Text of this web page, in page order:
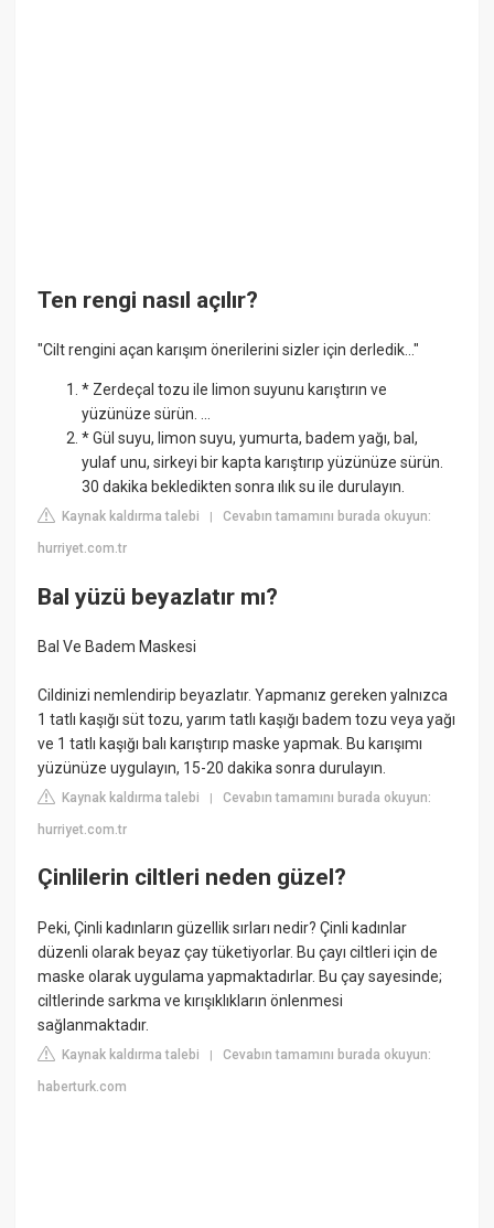
Ten rengi nasıl açılır?
"Cilt rengini açan karışım önerilerini sizler için derledik..."
* Zerdeçal tozu ile limon suyunu karıştırın ve
yüzünüze sürün. ...
* Gül suyu, limon suyu, yumurta, badem yağı, bal,
yulaf unu, sirkeyi bir kapta karıştırıp yüzünüze sürün.
30 dakika bekledikten sonra ılık su ile durulayın.
Kaynak kaldırma talebi |Cevabın tamamını burada okuyun:
hurriyet.com.tr
Bal yüzü beyazlatır mı?
Bal Ve Badem Maskesi
Cildinizi nemlendirip beyazlatır. Yapmanız gereken yalnızca
1 tatlı kaşığı süt tozu, yarım tatlı kaşığı badem tozu veya yağı
ve 1 tatlı kaşığı balı karıştırıp maske yapmak. Bu karışımı
yüzünüze uygulayın, 15-20 dakika sonra durulayın.
Kaynak kaldırma talebi |Cevabın tamamını burada okuyun:
hurriyet.com.tr
Çinlilerin ciltleri neden güzel?
Peki, Çinli kadınların güzellik sırları nedir? Çinli kadınlar
düzenli olarak beyaz çay tüketiyorlar. Bu çayı ciltleri için de
maske olarak uygulama yapmaktadırlar. Bu çay sayesinde;
ciltlerinde sarkma ve kırışıklıkların önlenmesi
sağlanmaktadır.
Kaynak kaldırma talebi |Cevabın tamamını burada okuyun:
haberturk.com